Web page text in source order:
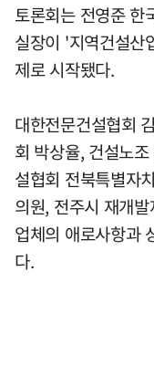
토론회는 전영준 한
실장이 '지역건설산
제로 시작됐다.
대한전문건설협회
회 박상율, 건설노
설협회 전북특별자
의원, 전주시 재개
업체의 애로사항과
다.